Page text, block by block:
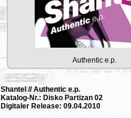
Authentic e.p.
Shantel // Authentic e.p.
Katalog-Nr.: Disko Partizan 02
Digitaler Release: 09.04.2010